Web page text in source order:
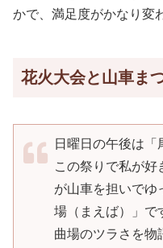
かで、満足度がかなり変
花火大会と山車ま
日曜日の午後は「
この祭りで私が好
が山車を担いでゆ
場（まえば）」で
曲場のツラさを物